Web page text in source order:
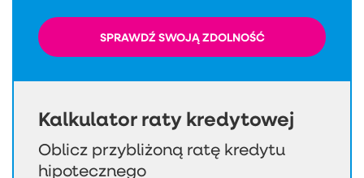
Kalkulator raty kredytowej
Oblicz przybliżoną ratę kredytu
hipotecznego
SPRAWDŹ SWOJĄ ZDOLNOŚĆ